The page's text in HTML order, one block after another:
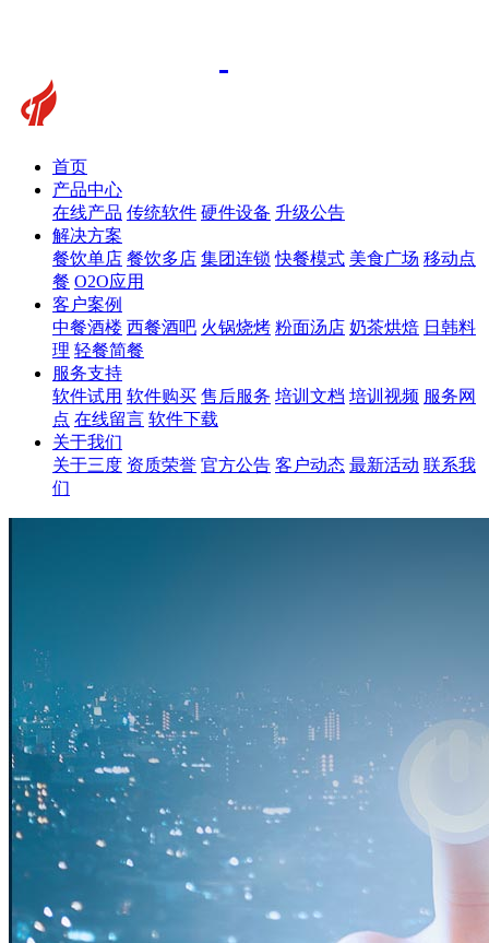
首页
产品中心
在线产品 传统软件 硬件设备 升级公告
解决方案
餐饮单店 餐饮多店 集团连锁 快餐模式 美食广场 移动点
餐 O2O应用
客户案例
中餐酒楼 西餐酒吧 火锅烧烤 粉面汤店 奶茶烘焙 日韩料
理 轻餐简餐
服务支持
软件试用 软件购买 售后服务 培训文档 培训视频 服务网
点 在线留言 软件下载
关于我们
关于三度 资质荣誉 官方公告 客户动态 最新活动 联系我
们